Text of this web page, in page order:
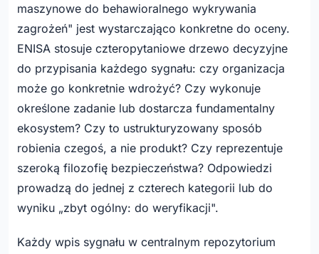
maszynowe do behawioralnego wykrywania
zagrożeń" jest wystarczająco konkretne do oceny.
ENISA stosuje czteropytaniowe drzewo decyzyjne
do przypisania każdego sygnału: czy organizacja
może go konkretnie wdrożyć? Czy wykonuje
określone zadanie lub dostarcza fundamentalny
ekosystem? Czy to ustrukturyzowany sposób
robienia czegoś, a nie produkt? Czy reprezentuje
szeroką filozofię bezpieczeństwa? Odpowiedzi
prowadzą do jednej z czterech kategorii lub do
wyniku „zbyt ogólny: do weryfikacji".
Każdy wpis sygnału w centralnym repozytorium